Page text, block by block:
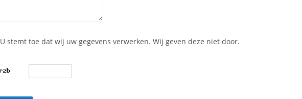
U stemt toe dat wij uw gegevens verwerken. Wij geven deze niet door.